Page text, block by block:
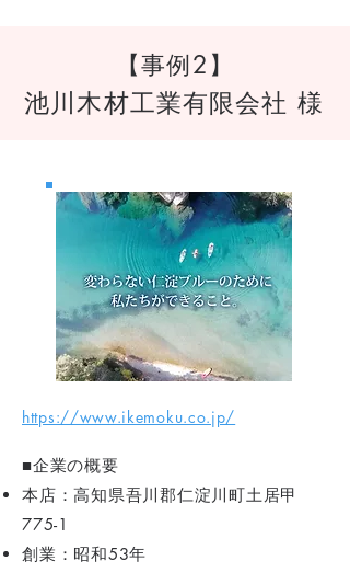
【事例2】
池川木材工業有限会社 様
https://www.ikemoku.co.jp/
■企業の概要
本店：高知県吾川郡仁淀川町土居甲
775-1
創業：昭和53年